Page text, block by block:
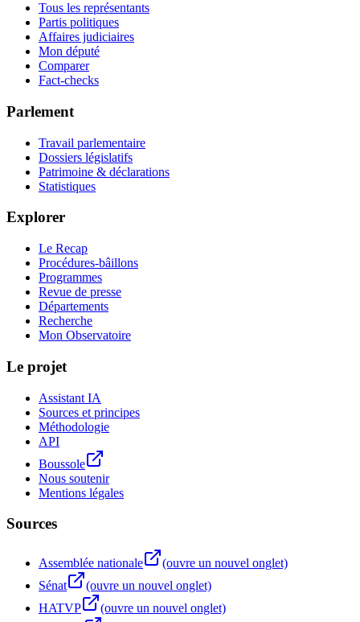
Tous les représentants
Partis politiques
Affaires judiciaires
Mon député
Comparer
Fact-checks
Parlement
Travail parlementaire
Dossiers législatifs
Patrimoine & déclarations
Statistiques
Explorer
Le Recap
Procédures-bâillons
Programmes
Revue de presse
Départements
Recherche
Mon Observatoire
Le projet
Assistant IA
Sources et principes
Méthodologie
API
Boussole
Nous soutenir
Mentions légales
Sources
Assemblée nationale
(ouvre un nouvel onglet)
Sénat
(ouvre un nouvel onglet)
HATVP
(ouvre un nouvel onglet)